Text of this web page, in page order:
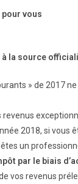
pour vous
à la source
» de 2017
revenus
2018, si vous
un
par le biais
vos revenus